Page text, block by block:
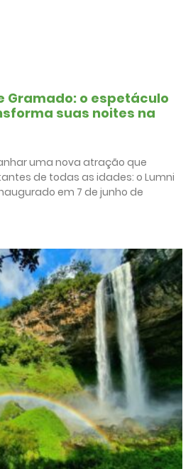
Gramado: o espetáculo
suas noites na
uma nova atração que
de todas as idades: o Lumni
em 7 de junho de